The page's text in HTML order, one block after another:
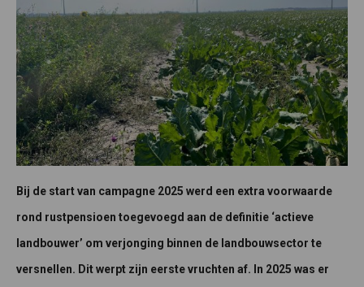
Bij de start van campagne 2025 werd een extra voorwaarde
rond rustpensioen toegevoegd aan de definitie ‘actieve
landbouwer’ om verjonging binnen de landbouwsector te
versnellen. Dit werpt zijn eerste vruchten af. In 2025 was er